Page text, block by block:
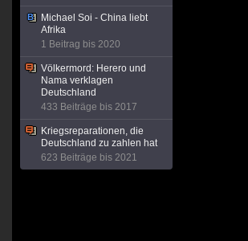
Michael Soi - China liebt
Afrika
1 Beitrag bis 2020
Völkermord: Herero und
Nama verklagen
Deutschland
433 Beiträge bis 2017
Kriegsreparationen, die
Deutschland zu zahlen hat
623 Beiträge bis 2021